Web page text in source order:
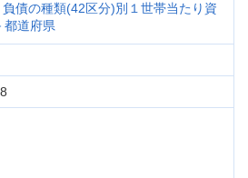
債の種類(42区分)別１世帯当たり資
都道府県